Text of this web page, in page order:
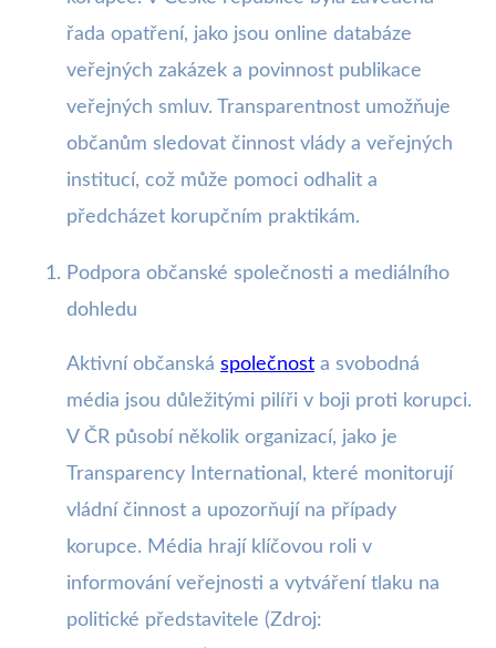
řada opatření, jako jsou online databáze
veřejných zakázek a povinnost publikace
veřejných smluv. Transparentnost umožňuje
občanům sledovat činnost vlády a veřejných
institucí, což může pomoci odhalit a
předcházet korupčním praktikám.
Podpora občanské společnosti a mediálního
dohledu
Aktivní občanská společnost a svobodná
média jsou důležitými pilíři v boji proti korupci.
V ČR působí několik organizací, jako je
Transparency International, které monitorují
vládní činnost a upozorňují na případy
korupce. Média hrají klíčovou roli v
informování veřejnosti a vytváření tlaku na
politické představitele (Zdroj: